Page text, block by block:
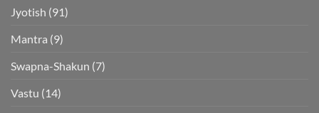
Jyotish (91)
Mantra (9)
Swapna-Shakun (7)
Vastu (14)